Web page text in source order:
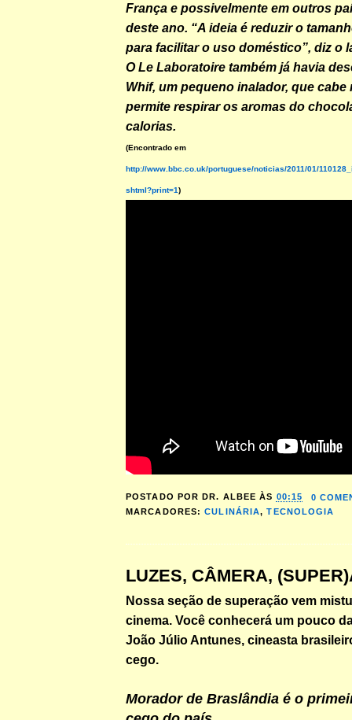
França e possivelmente em outros
deste ano. “A ideia é reduzir o
para facilitar o uso doméstico”, diz o
O Le Laboratoire também já havia
Whif, um pequeno inalador, que cabe
permite respirar os aromas do
calorias.
(Encontrado em
http://www.bbc.co.uk/portuguese/noticias/2011/01/
shtml?print=1)
POSTADO POR DR. ALBEE ÀS 00:15
0
MARCADORES:CULINÁRIA,TECNOLOGIA
LUZES, CÂMERA,
Nossa seção de superação vem
cinema. Você conhecerá um pouco
João Júlio Antunes, cineasta
cego.
Morador de Braslândia é o